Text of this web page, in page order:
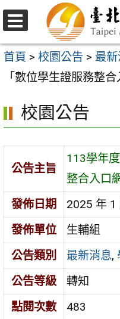
跳
至
主
容
區
選
單
首頁 > 校園公告 > 最
「數位學生證服務整
校園公告
公告主旨
113學年
整合入口
發佈日期
2025 年 1
發佈單位
生輔組
公告類別
最新消息,
公告等級
轉知
點閱次數
483